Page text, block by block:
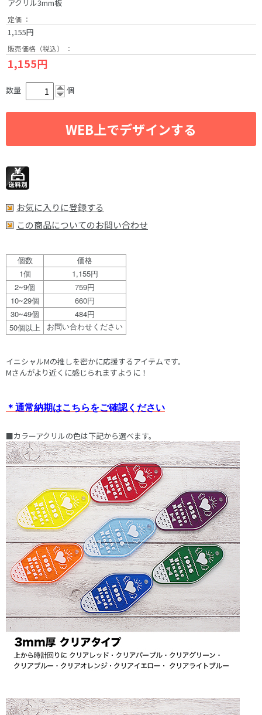
アクリル3mm板
定価 ：
1,155円
販売価格（税込） ：
1,155円
数量 個
WEB上でデザインする
お気に入りに登録する
この商品についてのお問い合わせ
個数 価格
1個 1,155円
2~9個 759円
10~29個 660円
30~49個 484円
50個以上 お問い合わせください
イニシャルMの推しを密かに応援するアイテムです。
​Mさんがより近くに感じられますように！
＊通常納期はこちらをご確認ください
■カラーアクリルの色は下記から選べます。